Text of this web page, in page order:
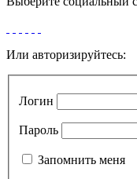
Или авторизируйтесь:
Логин
Пароль
Запомнить меня